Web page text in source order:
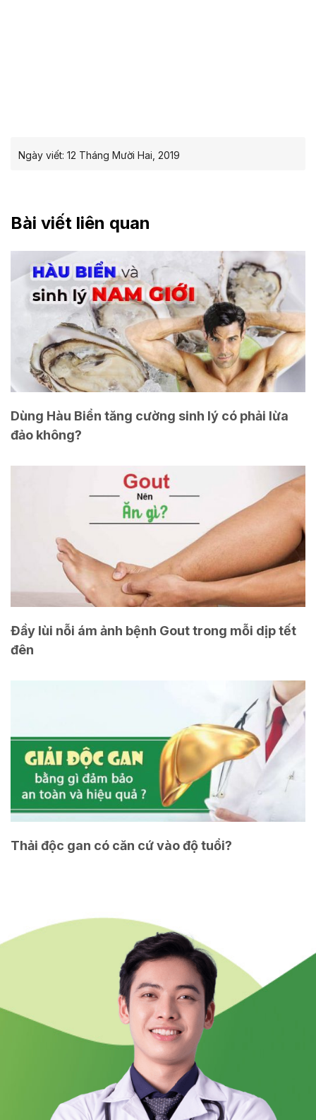
Ngày viết: 12 Tháng Mười Hai, 2019
Bài viết liên quan
Dùng Hàu Biển tăng cường sinh lý có phải lừa
đảo không?
Đầy lùi nỗi ám ảnh bệnh Gout trong mỗi dịp tết
đên
Thải độc gan có căn cứ vào độ tuổi?